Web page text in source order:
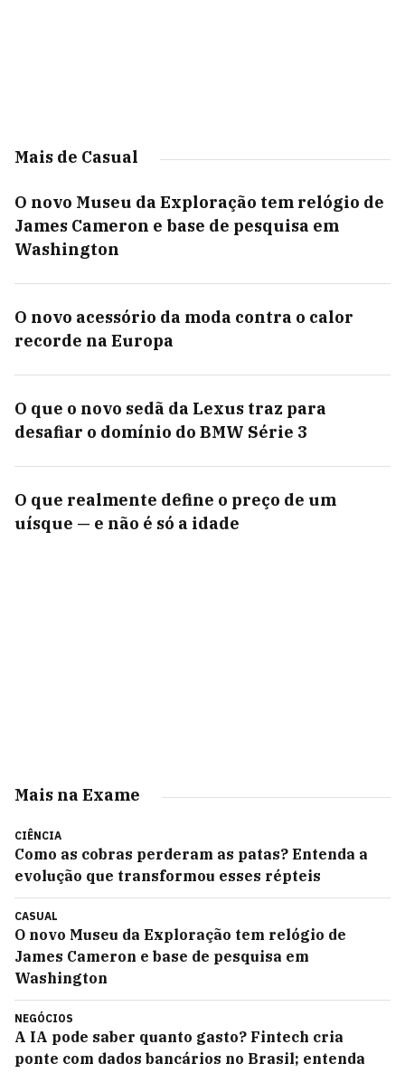
Mais de Casual
O novo Museu da Exploração tem relógio de
James Cameron e base de pesquisa em
Washington
O novo acessório da moda contra o calor
recorde na Europa
O que o novo sedã da Lexus traz para
desafiar o domínio do BMW Série 3
O que realmente define o preço de um
uísque — e não é só a idade
Mais na Exame
CIÊNCIA
Como as cobras perderam as patas? Entenda a
evolução que transformou esses répteis
CASUAL
O novo Museu da Exploração tem relógio de
James Cameron e base de pesquisa em
Washington
NEGÓCIOS
A IA pode saber quanto gasto? Fintech cria
ponte com dados bancários no Brasil; entenda